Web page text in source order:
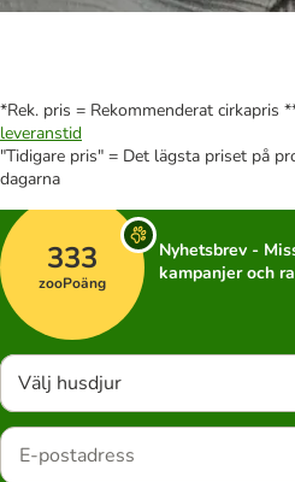
*Rek. pris = Rekommenderat cirkapris
leveranstid
"Tidigare pris" = Det lägsta priset på
dagarna
333
zooPoäng
Nyhetsbrev -
kampanjer och
Välj husdjur